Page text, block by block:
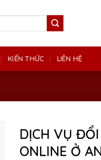
KIẾN THỨC LIÊN HỆ
DỊCH VỤ
ONLINE Ở